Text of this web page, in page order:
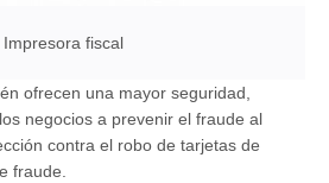
Impresora fiscal
ofrecen una mayor seguridad,
negocios a prevenir el fraude al
contra el robo de tarjetas de
fraude.